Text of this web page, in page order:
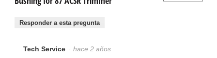
Responder a esta pregunta
Tech Service · hace 2 años